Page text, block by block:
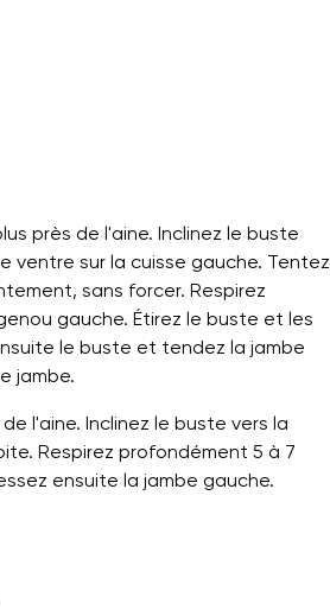
près de l'aine. Inclinez le buste
ventre sur la cuisse gauche. Tentez
sans forcer. Respirez
gauche. Étirez le buste et les
le buste et tendez la jambe
jambe.
l'aine. Inclinez le buste vers la
Respirez profondément 5 à 7
ensuite la jambe gauche.